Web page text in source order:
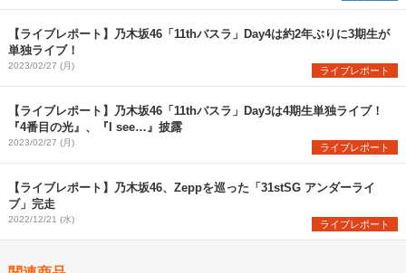
【ライブレポート】乃木坂46「11thバスラ」Day4は約2年ぶりに3期生が
単独ライブ！
2023/02/27 (月) ライブレポート
【ライブレポート】乃木坂46「11thバスラ」Day3は4期生単独ライブ！
『4番目の光』、『I see…』披露
2023/02/27 (月) ライブレポート
【ライブレポート】乃木坂46、Zeppを巡った「31stSG アンダーライ
ブ」完走
2022/12/21 (水) ライブレポート